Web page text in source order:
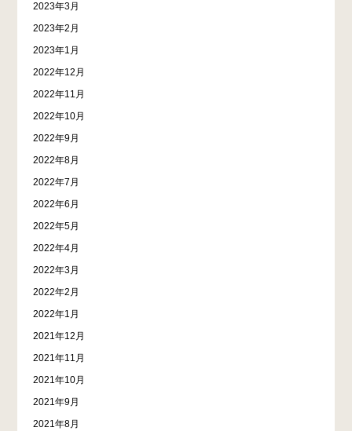
2023年3月
2023年2月
2023年1月
2022年12月
2022年11月
2022年10月
2022年9月
2022年8月
2022年7月
2022年6月
2022年5月
2022年4月
2022年3月
2022年2月
2022年1月
2021年12月
2021年11月
2021年10月
2021年9月
2021年8月